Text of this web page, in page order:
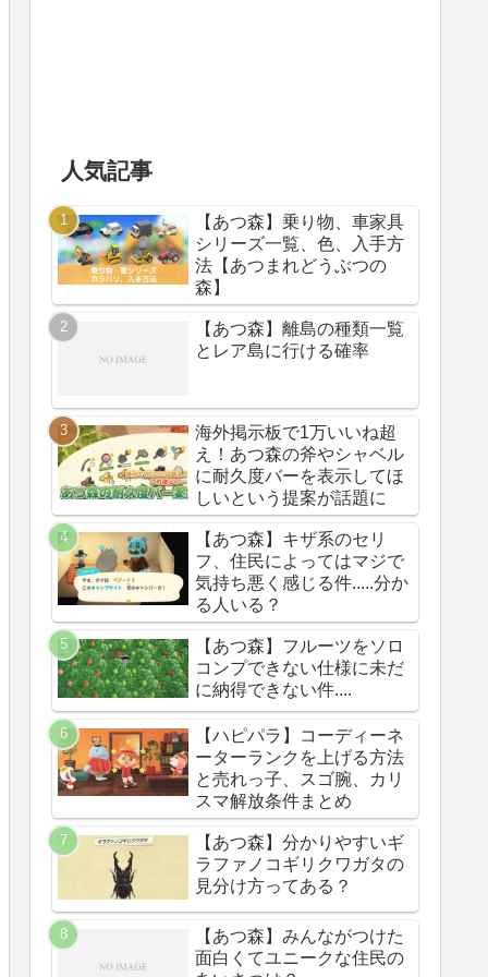
人気記事
【あつ森】乗り物、車家具
シリーズ一覧、色、入手方
法【あつまれどうぶつの
森】
【あつ森】離島の種類一覧
とレア島に行ける確率
海外掲示板で1万いいね超
え！あつ森の斧やシャベル
に耐久度バーを表示してほ
しいという提案が話題に
【あつ森】キザ系のセリ
フ、住民によってはマジで
気持ち悪く感じる件.....分か
る人いる？
【あつ森】フルーツをソロ
コンプできない仕様に未だ
に納得できない件....
【ハピパラ】コーディーネ
ーターランクを上げる方法
と売れっ子、スゴ腕、カリ
スマ解放条件まとめ
【あつ森】分かりやすいギ
ラファノコギリクワガタの
見分け方ってある？
【あつ森】みんながつけた
面白くてユニークな住民の